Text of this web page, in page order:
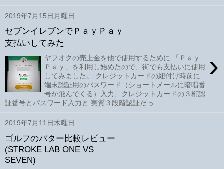
2019年7月15日月曜日
セブンイレブンでＰａｙＰａｙ
支払いしてみた
›
ヤフオクの売上金を他で使用するために 「Ｐａｙ
Ｐａｙ」を利用し始めたので、街でも支払いに使用
してみました。 クレジットカードの紐付け時前に
端末認証用のパスワード（ショートメールに暗唱番
号が飛んでくる）入力、クレジットカードの３桁認
証番号とパスワード入力と 実質３段階認証だっ...
2019年7月11日木曜日
ゴルフのパター比較レビュー
(STROKE LAB ONE VS
SEVEN)